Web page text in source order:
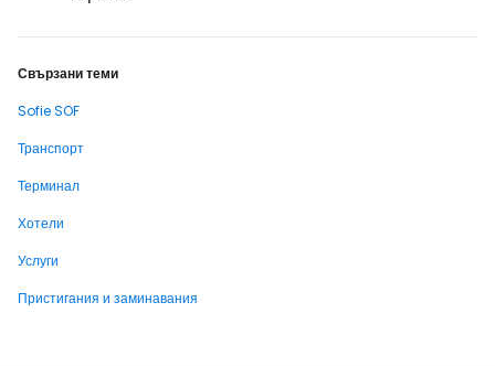
Свързани теми
Sofie SOF
Транспорт
Терминал
Хотели
Услуги
Пристигания и заминавания